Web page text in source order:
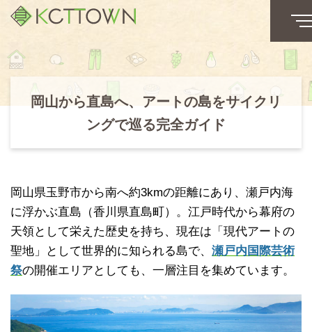
岡山から直島へ、アートの島をサイクリ
ングで巡る完全ガイド
岡山県玉野市から南へ約3kmの距離にあり、瀬戸内海
に浮かぶ直島（香川県直島町）。江戸時代から幕府の
天領として栄えた歴史を持ち、現在は「現代アートの
聖地」として世界的に知られる島で、 瀬戸内国際芸術
祭の開催エリアとしても、一層注目を集めています。